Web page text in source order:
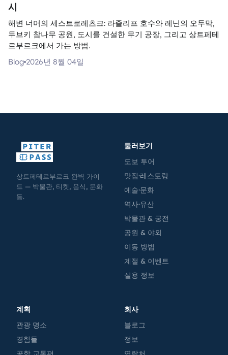
시
해변 너머의 세스트로레츠크: 라즐리프 호수와 레닌의 오두막,
두브키 참나무 공원, 도시를 건설한 무기 공장, 그리고 상트페테
르부르크에서 가는 방법.
Blog 2026년 8월 04일
상트페테르부르크 완벽 가이
드 — 박물관, 티켓, 음식, 문화
등.
둘러보기
도보 투어
맛집·레스토랑
예술·문화
역사·유산
박물관 & 궁전
공원 & 야외
이동 방법
계절 & 이벤트
실용 정보
계획
관광 명소
경험들
회사
블로그
정보